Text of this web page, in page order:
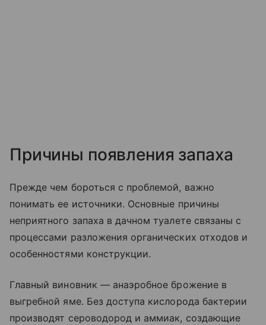
Причины появления запаха
Прежде чем бороться с проблемой, важно
понимать ее источники. Основные причины
неприятного запаха в дачном туалете связаны с
процессами разложения органических отходов и
особенностями конструкции.
Главный виновник — анаэробное брожение в
выгребной яме. Без доступа кислорода бактерии
производят сероводород и аммиак, создающие